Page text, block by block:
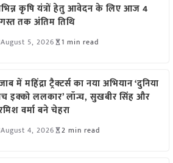
कृषि यंत्रों हेतु आवेदन के लिए आज 4
तक अंतिम तिथि
August 5, 2026 1 min read
में महिंद्रा ट्रैक्टर्स का नया अभियान ‘दुनिया
इक्को ललकार’ लॉन्च, सुखबीर सिंह और
वर्मा बने चेहरा
August 4, 2026 2 min read